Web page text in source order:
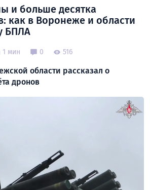
и больше десятка
как в Воронеже и области
БПЛА
1 мин 0 516
области рассказал о
дронов